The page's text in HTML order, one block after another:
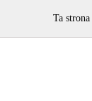
Ta